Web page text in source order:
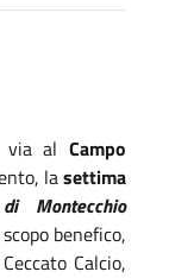
via al Campo
lasettima
Montecchio
benefico,
Calcio,